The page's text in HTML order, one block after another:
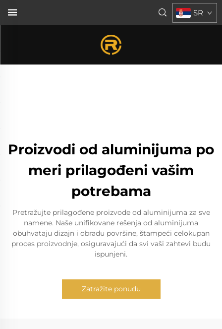
SR
Proizvodi od aluminijuma po
meri prilagođeni vašim
potrebama
Pretražujte prilagođene proizvode od aluminijuma za sve
namene. Naše unifikovane rešenja od aluminijuma
obuhvataju dizajn i obradu površine, štampeći celokupan
proces proizvodnje, osiguravajući da svi vaši zahtevi budu
ispunjeni.
Zatražite ponudu